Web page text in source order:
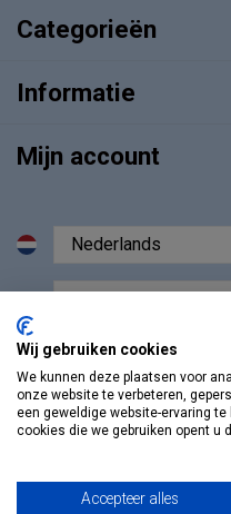
Categorieën
Informatie
Mijn account
Wij gebruiken cookies
We kunnen deze plaatsen voor
onze website te verbeteren,
een geweldige website-ervaring
cookies die we gebruiken opent u
Accepteer alles